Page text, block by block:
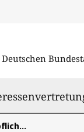
Deutschen